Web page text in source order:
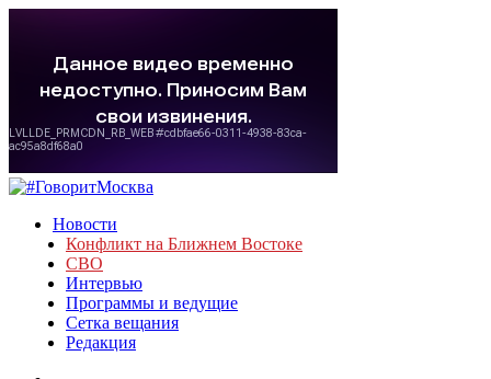
Новости
Конфликт на Ближнем Востоке
СВО
Интервью
Программы и ведущие
Сетка вещания
Редакция